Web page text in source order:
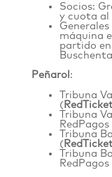
Socios:
y cuota al
máquina
partido
Peñarol :
Tribuna
(
Tribuna
Tribuna
(
Tribuna